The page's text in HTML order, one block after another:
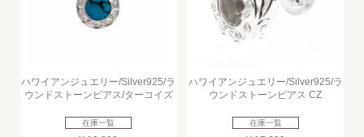
ハワイアンジュエリー/Silver925/ラ
ウンドストーンピアス/ターコイズ
在庫一覧
ハワイアンジュエリー/Silver925/ラ
ウンドストーンピアス CZ
在庫一覧